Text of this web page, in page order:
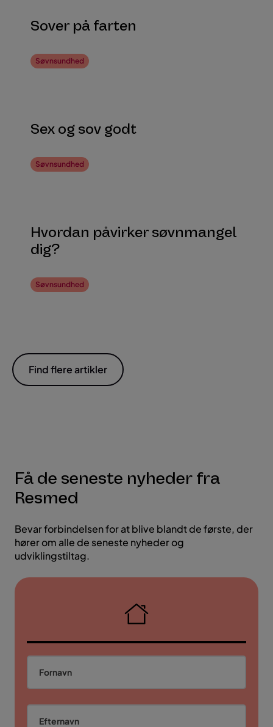
Sover på farten
Søvnsundhed
Sex og sov godt
Søvnsundhed
Hvordan påvirker søvnmangel
dig?
Søvnsundhed
Find flere artikler
Få de seneste nyheder fra
Resmed
Bevar forbindelsen for at blive blandt de første, der
hører om alle de seneste nyheder og
udviklingstiltag.
Fornavn
Efternavn